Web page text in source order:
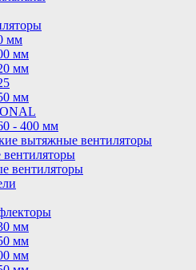
мм
мм
мм
мм
- 400 мм
вытяжные вентиляторы
вентиляторы
мм
мм
мм